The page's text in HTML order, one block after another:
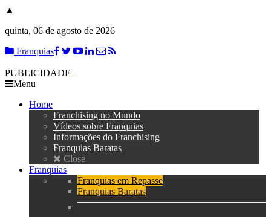
▲
quinta, 06 de agosto de 2026
Franquias
PUBLICIDADE
Menu
Home
Franchising no Mundo
Vídeos sobre Franquias
Informações do Franchising
Franquias Baratas
Close
Franquias
Franquias em Repasse
Franquias Baratas